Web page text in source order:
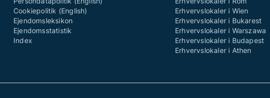
Cookiepolitik (English)
Ejendomsleksikon
Ejendomsstatistik
Index
Erhvervslokaler i Wien
Erhvervslokaler i Bukarest
Erhvervslokaler i Warszawa
Erhvervslokaler i Budapest
Erhvervslokaler i Athen